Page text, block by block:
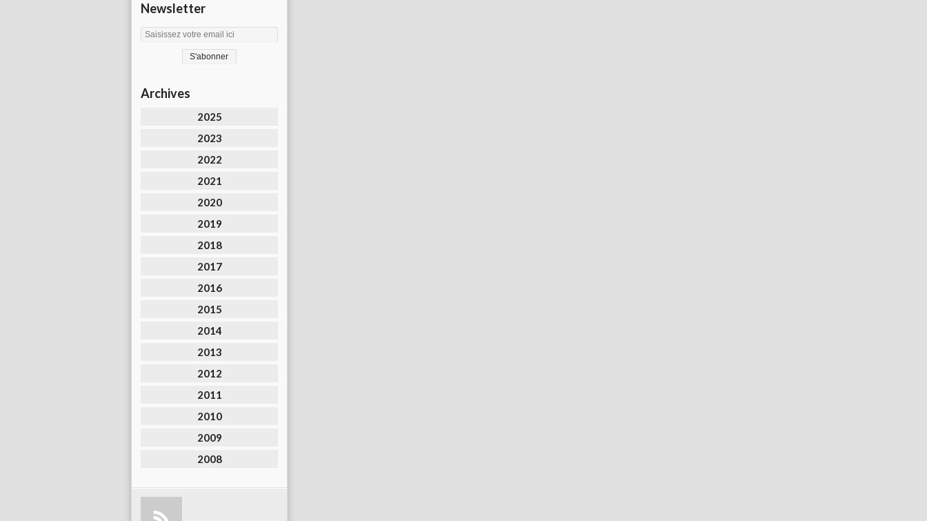
Newsletter
Archives
2025
2023
2022
2021
2020
2019
2018
2017
2016
2015
2014
2013
2012
2011
2010
2009
2008